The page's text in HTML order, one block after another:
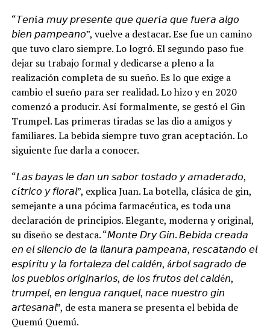
“𝘛𝘦𝘯í𝘢 𝘮𝘶𝘺 𝘱𝘳𝘦𝘴𝘦𝘯𝘵𝘦 𝘲𝘶𝘦 𝘲𝘶𝘦𝘳í𝘢 𝘲𝘶𝘦 𝘧𝘶𝘦𝘳𝘢 𝘢𝘭𝘨𝘰
𝘣𝘪𝘦𝘯 𝘱𝘢𝘮𝘱𝘦𝘢𝘯𝘰”, vuelve a destacar. Ese fue un camino
que tuvo claro siempre. Lo logró. El segundo paso fue
dejar su trabajo formal y dedicarse a pleno a la
realización completa de su sueño. Es lo que exige a
cambio el sueño para ser realidad. Lo hizo y en 2020
comenzó a producir. Así formalmente, se gestó el Gin
Trumpel. Las primeras tiradas se las dio a amigos y
familiares. La bebida siempre tuvo gran aceptación. Lo
siguiente fue darla a conocer.
“𝘓𝘢𝘴 𝘣𝘢𝘺𝘢𝘴 𝘭𝘦 𝘥𝘢𝘯 𝘶𝘯 𝘴𝘢𝘣𝘰𝘳 𝘵𝘰𝘴𝘵𝘢𝘥𝘰 𝘺 𝘢𝘮𝘢𝘥𝘦𝘳𝘢𝘥𝘰,
𝘤í𝘵𝘳𝘪𝘤𝘰 𝘺 𝘧𝘭𝘰𝘳𝘢𝘭”, explica Juan. La botella, clásica de gin,
semejante a una pócima farmacéutica, es toda una
declaración de principios. Elegante, moderna y original,
su diseño se destaca. “𝘔𝘰𝘯𝘵𝘦 𝘋𝘳𝘺 𝘎𝘪𝘯. 𝘉𝘦𝘣𝘪𝘥𝘢 𝘤𝘳𝘦𝘢𝘥𝘢
𝘦𝘯 𝘦𝘭 𝘴𝘪𝘭𝘦𝘯𝘤𝘪𝘰 𝘥𝘦 𝘭𝘢 𝘭𝘭𝘢𝘯𝘶𝘳𝘢 𝘱𝘢𝘮𝘱𝘦𝘢𝘯𝘢, 𝘳𝘦𝘴𝘤𝘢𝘵𝘢𝘯𝘥𝘰 𝘦𝘭
𝘦𝘴𝘱í𝘳𝘪𝘵𝘶 𝘺 𝘭𝘢 𝘧𝘰𝘳𝘵𝘢𝘭𝘦𝘻𝘢 𝘥𝘦𝘭 𝘤𝘢𝘭𝘥é𝘯, á𝘳𝘣𝘰𝘭 𝘴𝘢𝘨𝘳𝘢𝘥𝘰 𝘥𝘦
𝘭𝘰𝘴 𝘱𝘶𝘦𝘣𝘭𝘰𝘴 𝘰𝘳𝘪𝘨𝘪𝘯𝘢𝘳𝘪𝘰𝘴, 𝘥𝘦 𝘭𝘰𝘴 𝘧𝘳𝘶𝘵𝘰𝘴 𝘥𝘦𝘭 𝘤𝘢𝘭𝘥é𝘯,
𝘵𝘳𝘶𝘮𝘱𝘦𝘭, 𝘦𝘯 𝘭𝘦𝘯𝘨𝘶𝘢 𝘳𝘢𝘯𝘲𝘶𝘦𝘭, 𝘯𝘢𝘤𝘦 𝘯𝘶𝘦𝘴𝘵𝘳𝘰 𝘨𝘪𝘯
𝘢𝘳𝘵𝘦𝘴𝘢𝘯𝘢𝘭”, de esta manera se presenta el bebida de
Quemú Quemú.